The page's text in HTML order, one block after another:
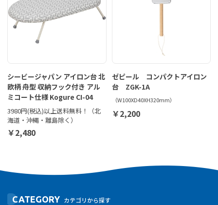
シービージャパン アイロン台 北
欧柄 舟型 収納フック付き アル
ミコート仕様 Kogure CI-04
3980円(税込)以上送料無料！（北
海道・沖縄・離島除く）
￥2,480
ゼピール コンパクトアイロン
台 ZGK-1A
（W100XD40XH320mm）
￥2,200
CATEGORY カテゴリから探す